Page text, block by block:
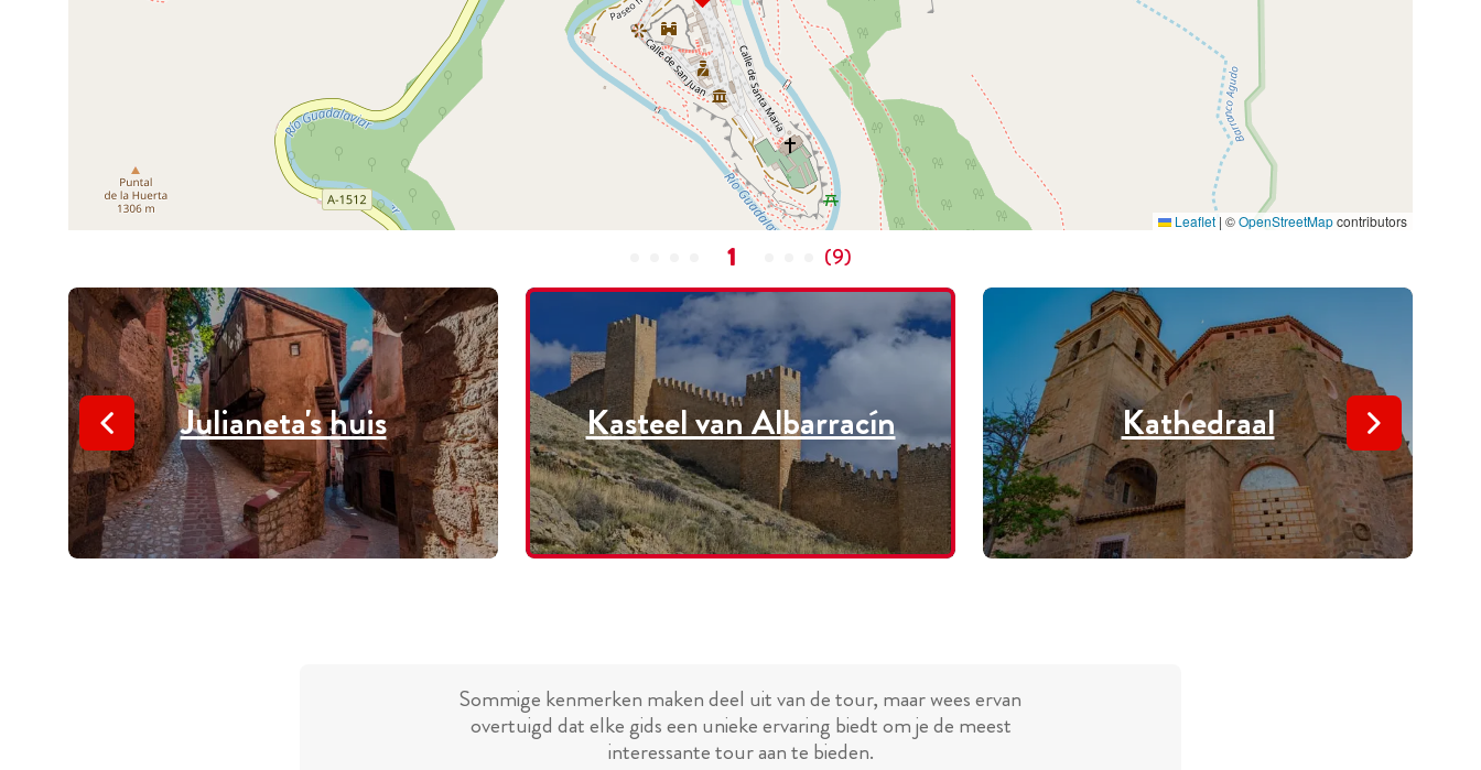
Leaflet | ©OpenStreetMapcontributors
1 (9)
Julianeta's huis Kasteel van Albarracín Kathedraal
Sommige kenmerken maken deel uit van de tour, maar wees ervan
overtuigd dat elke gids een unieke ervaring biedt om je de meest
interessante tour aan te bieden.